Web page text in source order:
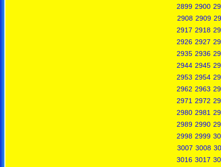
2899 2900
2908 2909
2917 2918
2926 2927
2935 2936
2944 2945
2953 2954
2962 2963
2971 2972
2980 2981
2989 2990
2998 2999
3007 3008
3016 3017